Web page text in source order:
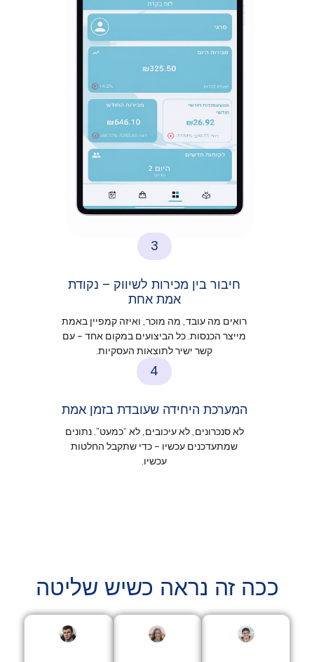
חיבור בין מכירות לשיווק – נקודת
אמת אחת
רואים מה עובד, מה מוכר, ואיזה קמפיין באמת
מייצר הכנסות. כל הביצועים במקום אחד – עם
קשר ישיר לתוצאות העסקיות.
המערכת היחידה שעובדת בזמן אמת
לא סנכרונים, לא עיכובים, לא “כמעט”. נתונים
שמתעדכנים עכשיו – כדי שתקבל החלטות
זה נראה כשיש שליטה